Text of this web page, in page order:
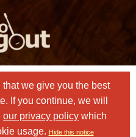
we give you the best
If you continue, we will
our privacy policy which
usage. Hide this notice